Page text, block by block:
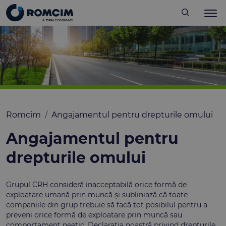
Romcim Angajamentul pentru drepturile omului
Angajamentul pentru
drepturile omului
Grupul CRH consideră inacceptabilă orice formă de
exploatare umană prin muncă și subliniază că toate
companiile din grup trebuie să facă tot posibilul pentru a
preveni orice formă de exploatare prin muncă sau